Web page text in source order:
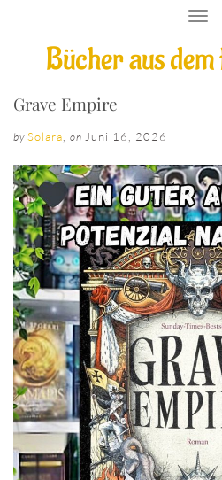
Bücher aus dem
T
G
G
A
T
I
O
N
Grave Empire
by Solara on Juni 16, 2026